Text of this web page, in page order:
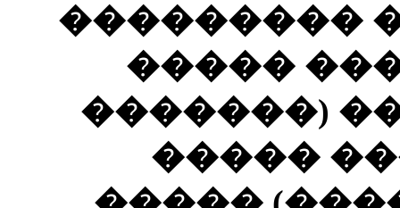
���������
�����
�������)
�����